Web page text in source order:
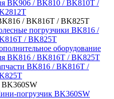
BK906 / BK810 / BK810T /
/ BK816T / BK825T
погрузчики BK816 /
/ BK825T
оборудование
BK816 / BK816T / BK825T
BK816 / BK816T /
погрузчик BK360SW